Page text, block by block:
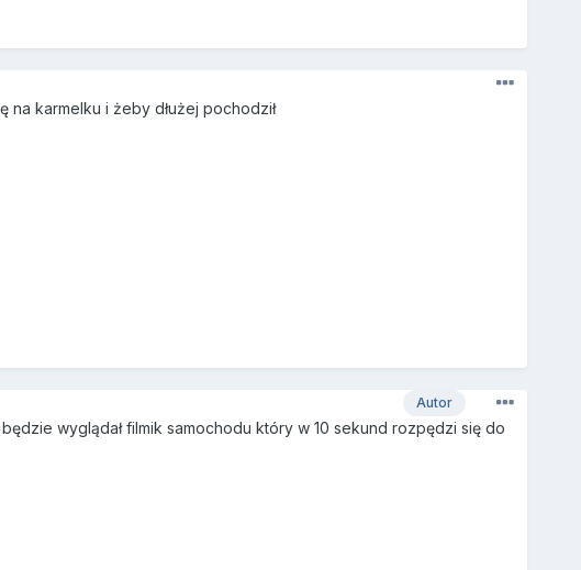
karmelku i żeby dłużej pochodził
Autor
wyglądał filmik samochodu który w 10 sekund rozpędzi się do